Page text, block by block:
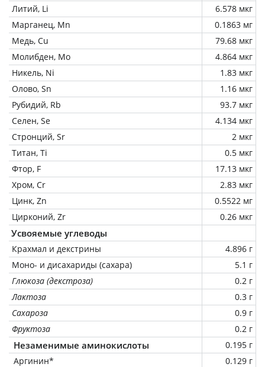
Литий, Li
6.578 мкг
Марганец, Mn
0.1863 мг
Медь, Cu
79.68 мкг
Молибден, Mo
4.864 мкг
Никель, Ni
1.83 мкг
Олово, Sn
1.16 мкг
Рубидий, Rb
93.7 мкг
Селен, Se
4.134 мкг
Стронций, Sr
2 мкг
Титан, Ti
0.5 мкг
Фтор, F
17.13 мкг
Хром, Cr
2.83 мкг
Цинк, Zn
0.5522 мг
Цирконий, Zr
0.26 мкг
Усвояемые углеводы
Крахмал и декстрины
4.896 г
Моно- и дисахариды (сахара)
5.1 г
Глюкоза (декстроза)
0.2 г
Лактоза
0.3 г
Сахароза
0.9 г
Фруктоза
0.2 г
Незаменимые аминокислоты
0.195 г
Аргинин*
0.129 г